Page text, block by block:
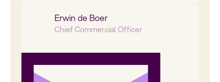
Erwin de Boer
Chief Commercial Officer